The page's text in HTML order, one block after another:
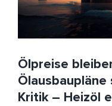
Ölpreise
Kritik – Heizöl